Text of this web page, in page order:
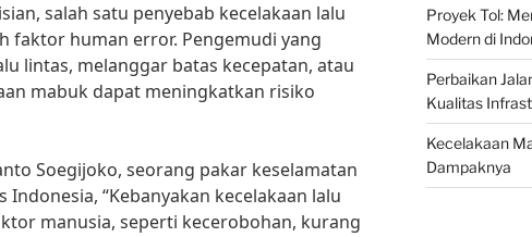
salah satu penyebab kecelakaan lalu
faktor human error. Pengemudi yang
lintas, melanggar batas kecepatan, atau
mabuk dapat meningkatkan risiko
Soegijoko, seorang pakar keselamatan
“Kebanyakan kecelakaan lalu
manusia, seperti kecerobohan, kurang
Proyek Tol:
Modern di
Perbaikan
Kualitas
Kecelakaan
Dampaknya